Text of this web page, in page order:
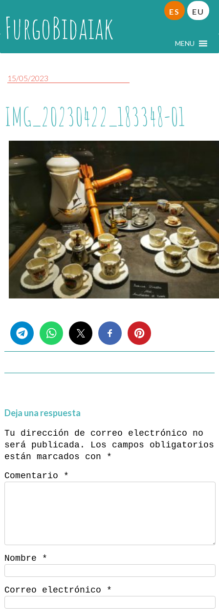
FurgoBidaiak MENU
ES EU
15/05/2023
IMG_20230422_183348-01
Deja una respuesta
Tu dirección de correo electrónico no
será publicada.
Los campos obligatorios
están marcados con
*
Comentario
*
Nombre *
Correo electrónico *